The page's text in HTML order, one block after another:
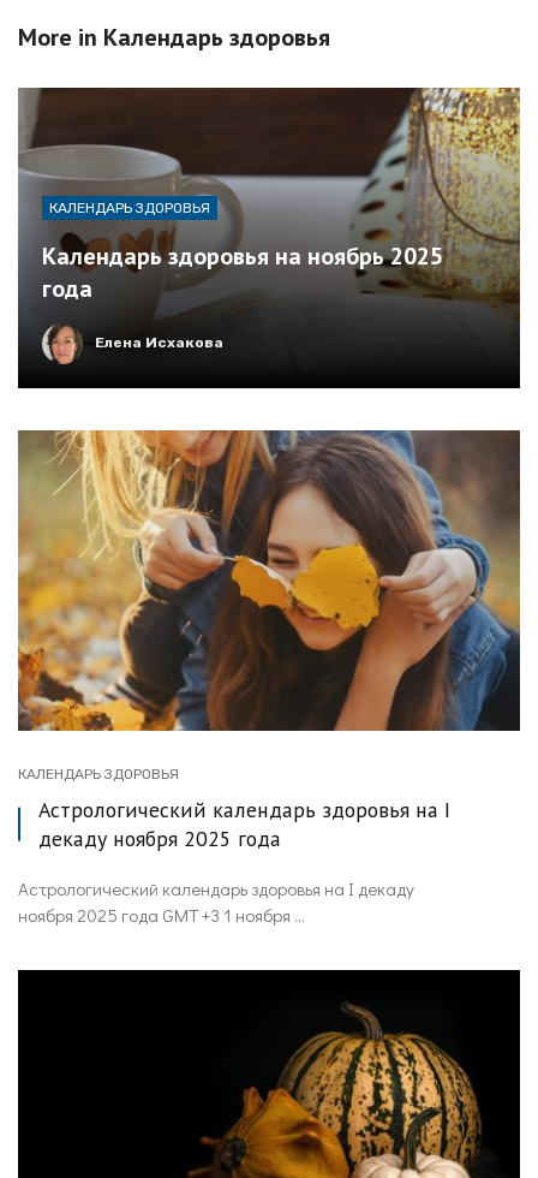
More in Календарь здоровья
КАЛЕНДАРЬ ЗДОРОВЬЯ
Календарь здоровья на ноябрь 2025
года
Елена Исхакова
КАЛЕНДАРЬ ЗДОРОВЬЯ
Астрологический календарь здоровья на I
декаду ноября 2025 года
Астрологический календарь здоровья на I декаду
ноября 2025 года GMT +3 1 ноября ...